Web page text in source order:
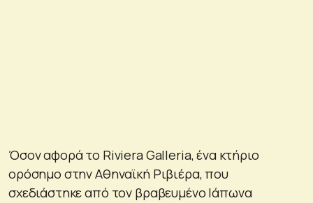
Όσον αφορά το Riviera Galleria, ένα κτήριο
ορόσημο στην Αθηναϊκή Ριβιέρα, που
σχεδιάστηκε από τον βραβευμένο Ιάπωνα